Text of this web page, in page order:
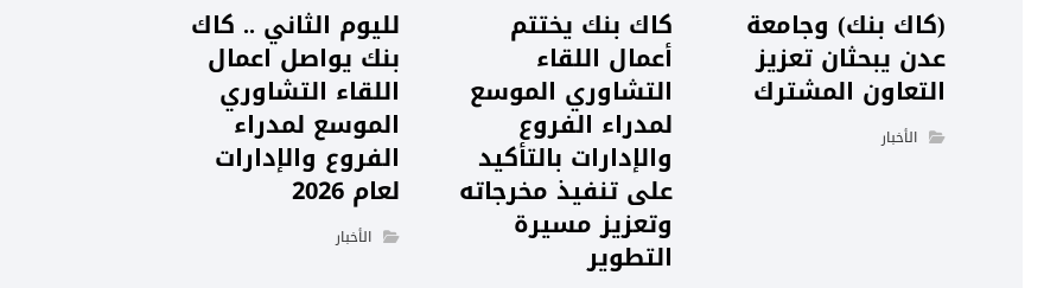
(كاك بنك) وجامعة
عدن يبحثان تعزيز
التعاون المشترك
الأخبار
كاك بنك يختتم
أعمال اللقاء
التشاوري الموسع
لمدراء الفروع
والإدارات بالتأكيد
على تنفيذ مخرجاته
وتعزيز مسيرة
التطوير
لليوم الثاني .. كاك
بنك يواصل اعمال
اللقاء التشاوري
الموسع لمدراء
الفروع والإدارات
لعام 2026
الأخبار